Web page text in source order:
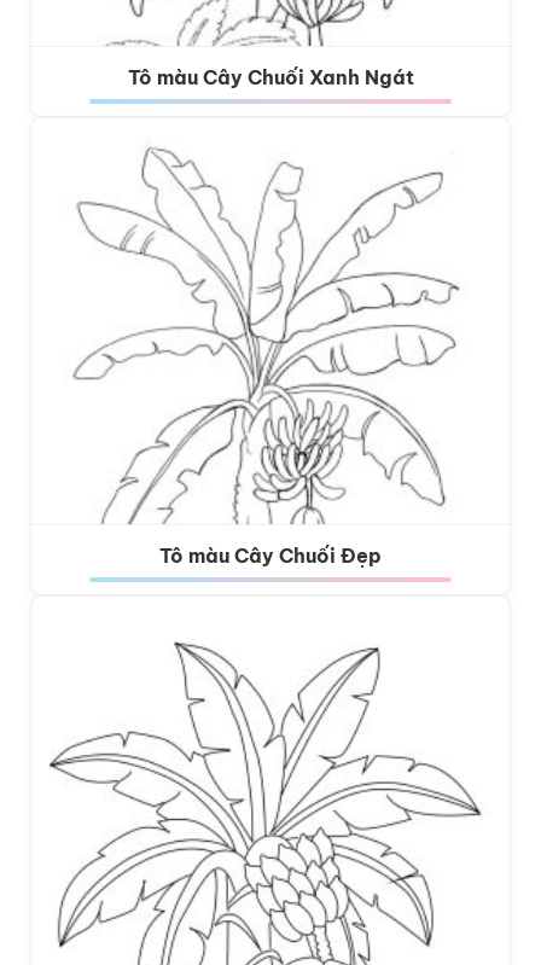
Tô màu Cây Chuối Xanh Ngát
Tô màu Cây Chuối Đẹp